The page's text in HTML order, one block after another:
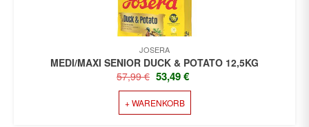
JOSERA
MEDI/MAXI SENIOR DUCK & POTATO 12,5KG
57,99€ URSPRÜNGLICHER
PREIS
WAR:
57,99 €
53,49€
+ WARENKORB